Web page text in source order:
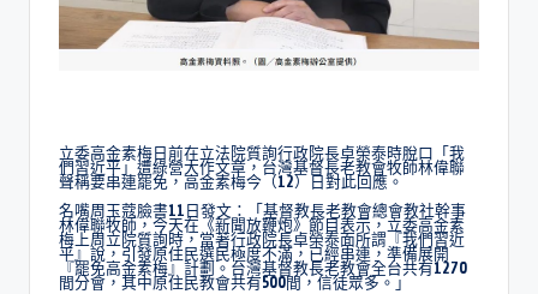
立委高金素梅日前在立法院質詢行政院長卓榮泰時脫口「我
們習近平」遭綠營大作文章，台灣基督長老教會牧師林偉聯
聲稱要串連罷免，高金素梅今（12）日對此回應。
名嘴周玉蔻臉書11日發文：「基督教長老教會總會教社幹事
林偉聯牧師，今天在《新聞放鞭炮》節目表示，立委高金素
梅上周立院質詢時，當著行政院長卓榮泰面所謂『我們習近
平』說，引發原住民選民極度不滿，已經串連，準備展開
『罷免高金素梅』計劃。台灣基督教長老教會全台共有1270
間分會，其中原住民教會共有500間，信徒眾多。」